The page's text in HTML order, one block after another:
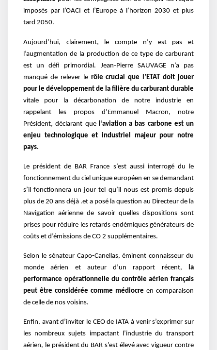
imposés par l’OACI et l’Europe à l’horizon 2030 et plus
tard 2050.
Aujourd’hui, clairement, le compte n’y est pas et
l’augmentation de la production de ce type de carburant
est un défi primordial. Jean-Pierre SAUVAGE n’a pas
manqué de relever le rôle crucial que l’ETAT doit jouer
pour le développement de la filière du carburant durable
vitale pour la décarbonation de notre industrie en
rappelant les propos d’Emmanuel Macron, notre
Président, déclarant que
l’aviation a bas carbone est un
enjeu technologique et industriel majeur pour notre
pays.
Le président de BAR France s’est aussi interrogé du le
fonctionnement du ciel unique européen en se demandant
s’il fonctionnera un jour tel qu’il nous est promis depuis
plus de 20 ans déjà .et a posé la question au Directeur de la
Navigation aérienne de savoir quelles dispositions sont
prises pour réduire les retards endémiques générateurs de
coûts et d’émissions de CO 2 supplémentaires.
Selon le sénateur Capo-Canellas, éminent connaisseur du
monde aérien et auteur d’un rapport récent, la
performance opérationnelle du contrôle aérien français
peut être considérée comme médiocre en comparaison
de celle de nos voisins.
Enfin, avant d’inviter le CEO de IATA à venir s’exprimer sur
les nombreux sujets impactant l’industrie du transport
aérien, le président du BAR s’est élevé avec vigueur contre